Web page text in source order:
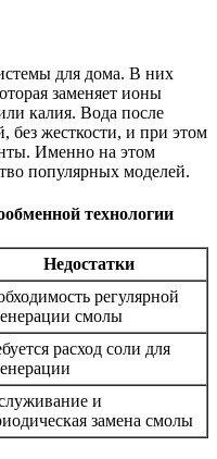
для дома. В них
заменяет ионы
калия. Вода после
без жесткости, и при этом
Именно на этом
популярных моделей.
технологии
Недостатки
регулярной
смолы
расход соли для
и
замена смолы